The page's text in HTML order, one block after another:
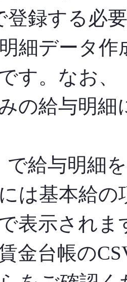
登録する必
細データ
す。なお
の給与明
で給与明細
は基本給の
表示されま
金台帳の